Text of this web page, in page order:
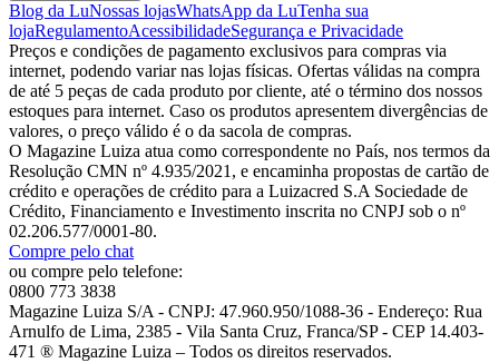
Blog da LuNossas lojasWhatsApp da LuTenha sua
lojaRegulamentoAcessibilidadeSegurança e Privacidade
Preços e condições de pagamento exclusivos para compras via
internet, podendo variar nas lojas físicas. Ofertas válidas na compra
de até 5 peças de cada produto por cliente, até o término dos nossos
estoques para internet. Caso os produtos apresentem divergências de
valores, o preço válido é o da sacola de compras.
O Magazine Luiza atua como correspondente no País, nos termos da
Resolução CMN nº 4.935/2021, e encaminha propostas de cartão de
crédito e operações de crédito para a Luizacred S.A Sociedade de
Crédito, Financiamento e Investimento inscrita no CNPJ sob o nº
02.206.577/0001-80.
Compre pelo chat
ou compre pelo telefone:
0800 773 3838
Magazine Luiza S/A - CNPJ: 47.960.950/1088-36 - Endereço: Rua
Arnulfo de Lima, 2385 - Vila Santa Cruz, Franca/SP - CEP 14.403-
471 ® Magazine Luiza – Todos os direitos reservados.